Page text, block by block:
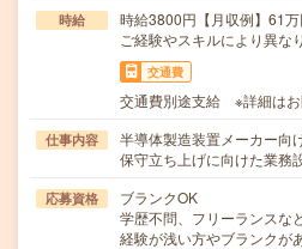
時給
時給3800円【月収例】61
ご経験やスキルにより異な
交通費
交通費別途支給 ※詳細はお
仕事内容
半導体製造装置メーカー向
保守立ち上げに向けた業
応募資格
ブランクOK
学歴不問、フリーランスな
経験が浅い方やブランク